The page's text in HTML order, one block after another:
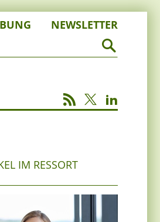
NEWSLETTER
IM RESSORT